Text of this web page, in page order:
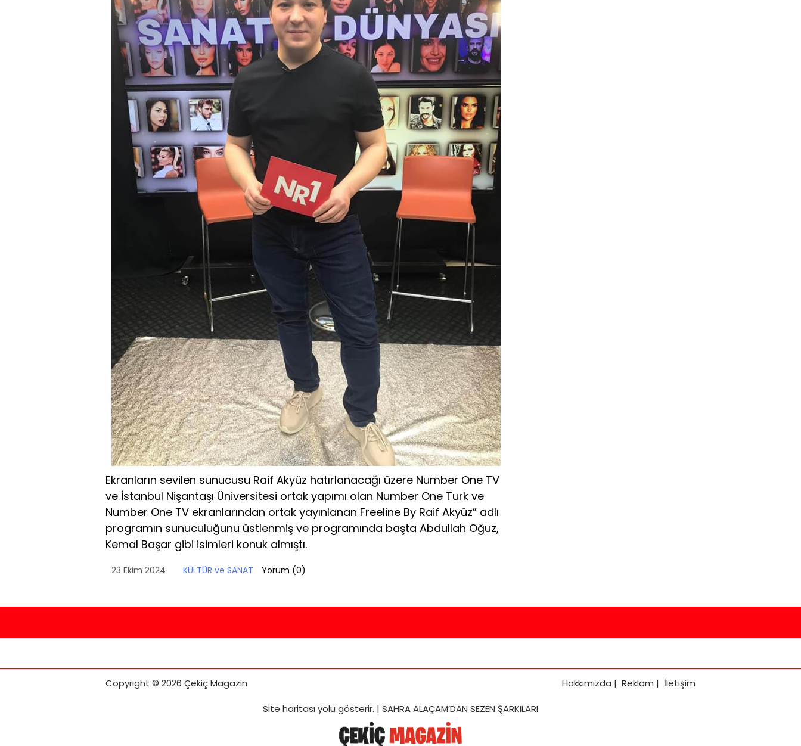
Ekranların sevilen sunucusu Raif Akyüz hatırlanacağı üzere Number One TV
ve İstanbul Nişantaşı Üniversitesi ortak yapımı olan Number One Turk ve
Number One TV ekranlarından ortak yayınlanan Freeline By Raif Akyüz” adlı
programın sunuculuğunu üstlenmiş ve programında başta Abdullah Oğuz,
Kemal Başar gibi isimleri konuk almıştı.
23 Ekim 2024 KÜLTÜR ve SANAT Yorum (0)
Copyright © 2026 Çekiç Magazin Hakkımızda | Reklam | İletişim
Site haritasıyolu gösterir. | SAHRA ALAÇAM’DAN SEZEN ŞARKILARI